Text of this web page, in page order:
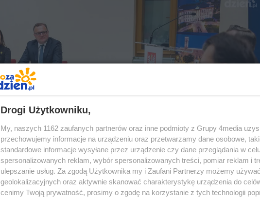
Drogi Użytkowniku,
My, naszych 1162 zaufanych partnerów oraz inne podmioty z Grupy 4media
przechowujemy informacje na urządzeniu oraz przetwarzamy dane osobowe,
standardowe informacje wysyłane przez urządzenie czy dane przeglądania w
spersonalizowanych reklam, wybór spersonalizowanych treści, pomiar reklam i
ulepszanie usług. Za zgodą Użytkownika my i Zaufani Partnerzy możemy
geolokalizacyjnych oraz aktywnie skanować charakterystykę urządzenia do
cenimy Twoją prywatność, prosimy o zgodę na korzystanie z tych technologii